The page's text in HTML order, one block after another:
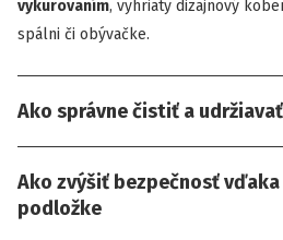
vykurovaním, vyhriaty dizajnový
spálni či obývačke.
Ako správne čistiť a
Ako zvýšiť bezpečnosť
podložke